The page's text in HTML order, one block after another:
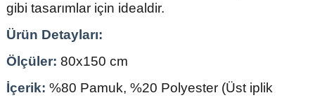
gibi tasarımlar için idealdir.
Ürün Detayları:
Ölçüler: 80x150 cm
İçerik: %80 Pamuk, %20 Polyester (Üst iplik